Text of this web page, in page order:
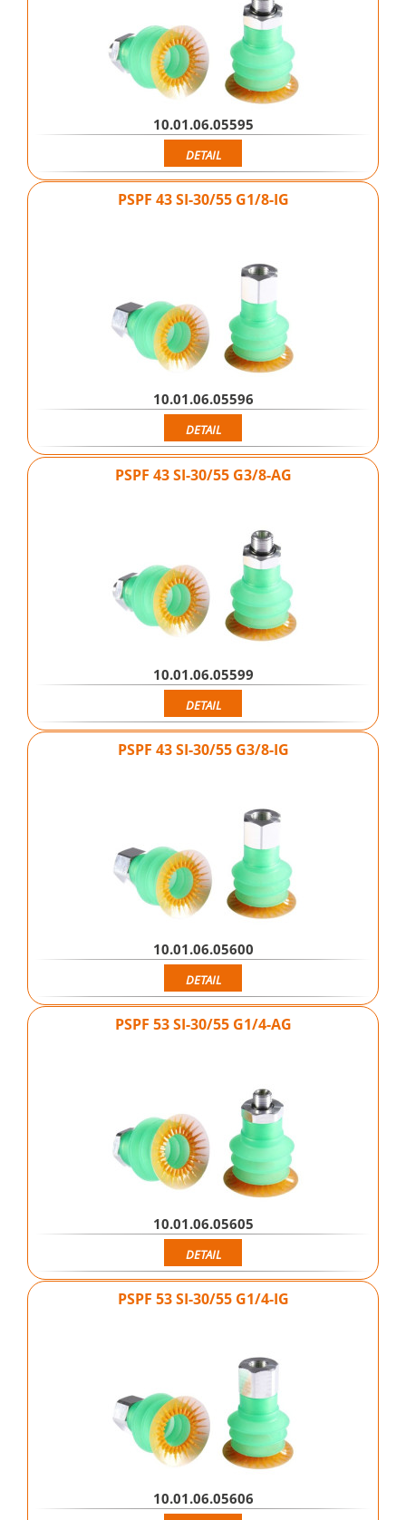
10.01.06.05595
DETAIL
PSPF 43 SI-30/55 G1/8-IG
10.01.06.05596
DETAIL
PSPF 43 SI-30/55 G3/8-AG
10.01.06.05599
DETAIL
PSPF 43 SI-30/55 G3/8-IG
10.01.06.05600
DETAIL
PSPF 53 SI-30/55 G1/4-AG
10.01.06.05605
DETAIL
PSPF 53 SI-30/55 G1/4-IG
10.01.06.05606